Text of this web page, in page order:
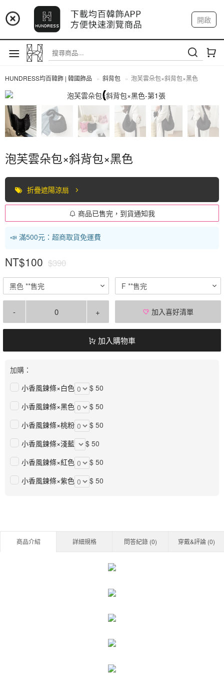
📢 市集預告：9/12-9/13 八里海巡基地
📢 市集預告：8/22-8/23 桃園青埔置地廣場
開啟
註冊 我的帳戶
HUNDRESS均百韓飾 | 韓國飾品 斜背包 泡芙雲朵包×斜背包×黑色
泡芙雲朵包×斜背包×黑色
折疊遮陽涼扇
商品已售完，到貨通知我
📣 滿500元：超商取貨免運費
NT$100 $390
黑色 **售完 F **售完
- + 加入喜好清單
加入購物車
加購：
小香風鍊條×白色
$ 50
小香風鍊條×黑色
$ 50
小香風鍊條×桃粉
$ 50
小香風鍊條×淺藍
$ 50
小香風鍊條×紅色
$ 50
小香風鍊條×紫色
$ 50
商品介紹 詳細規格 問答紀錄 (0) 穿戴&評論 (0)